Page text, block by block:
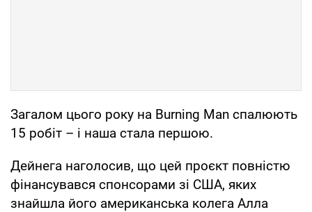
Загалом цього року на Burning Man спалюють
15 робіт – і наша стала першою.
Дейнега наголосив, що цей проєкт повністю
фінансувався спонсорами зі США, яких
знайшла його американська колега Алла